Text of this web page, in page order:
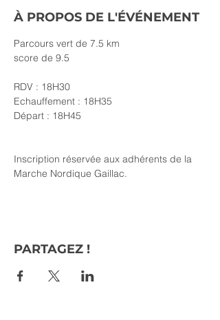
À PROPOS DE L'ÉVÉNEMENT
Parcours vert de 7.5 km
score de 9.5
RDV : 18H30
Echauffement : 18H35
Départ : 18H45
Inscription réservée aux adhérents de la
Marche Nordique Gaillac.
PARTAGEZ !